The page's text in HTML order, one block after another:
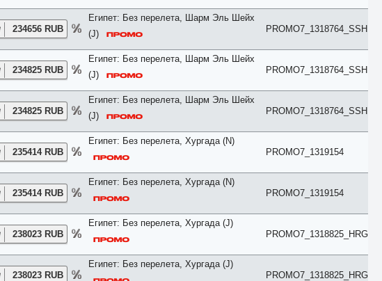
Mansard
Marina View
Mountain View
No Air Conditioner
No Terrace
Palace
Park
Pool
Presidential
Prestige
Reserve
234656 RUB
Египет: Без перелета, Шарм Эль Шейх
(J)
PROMO7_1318764_SSH
234825 RUB
Египет: Без перелета, Шарм Эль Шейх
(J)
PROMO7_1318764_SSH
234825 RUB
Египет: Без перелета, Шарм Эль Шейх
(J)
PROMO7_1318764_SSH
235414 RUB
Египет: Без перелета, Хургада (N)
PROMO7_1319154
235414 RUB
Египет: Без перелета, Хургада (N)
PROMO7_1319154
238023 RUB
Египет: Без перелета, Хургада (J)
PROMO7_1318825_HRG
238023 RUB
Египет: Без перелета, Хургада (J)
PROMO7_1318825_HRG